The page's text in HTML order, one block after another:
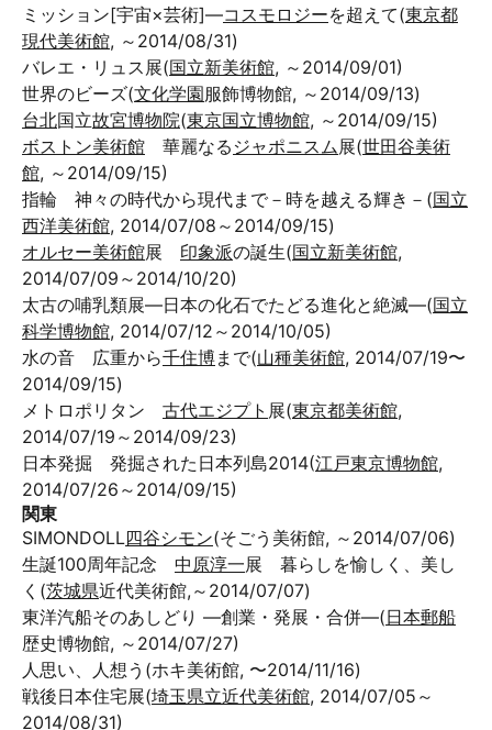
ミッション[宇宙×芸術]―コスモロジーを超えて(東京都
現代美術館, ～2014/08/31)
バレエ・リュス展(国立新美術館, ～2014/09/01)
世界のビーズ(文化学園服飾博物館, ～2014/09/13)
台北国立故宮博物院(東京国立博物館, ～2014/09/15)
ボストン美術館 華麗なる ジャポニスム展(世田谷美術
館, ～2014/09/15)
指輪 神々の時代から現代まで－時を越える輝き－(国立
西洋美術館, 2014/07/08～2014/09/15)
オルセー美術館展 印象派の誕生(国立新美術館,
2014/07/09～2014/10/20)
太古の哺乳類展―日本の化石でたどる進化と絶滅―(国立
科学博物館, 2014/07/12～2014/10/05)
水の音 広重から千住博まで(山種美術館, 2014/07/19〜
2014/09/15)
メトロポリタン 古代エジプト 展(東京都美術館,
2014/07/19～2014/09/23)
日本発掘 発掘された日本列島2014(江戸東京博物館,
2014/07/26～2014/09/15)
関東
SIMONDOLL四谷シモン(そごう美術館, ～2014/07/06)
生誕100周年記念 中原淳一展 暮らしを愉しく、美し
く(茨城県近代美術館,～2014/07/07)
東洋汽船そのあしどり —創業・発展・合併—(日本郵船
歴史博物館, ～2014/07/27)
人思い、人想う(ホキ美術館, 〜2014/11/16)
戦後日本住宅展(埼玉県立近代美術館, 2014/07/05～
2014/08/31)